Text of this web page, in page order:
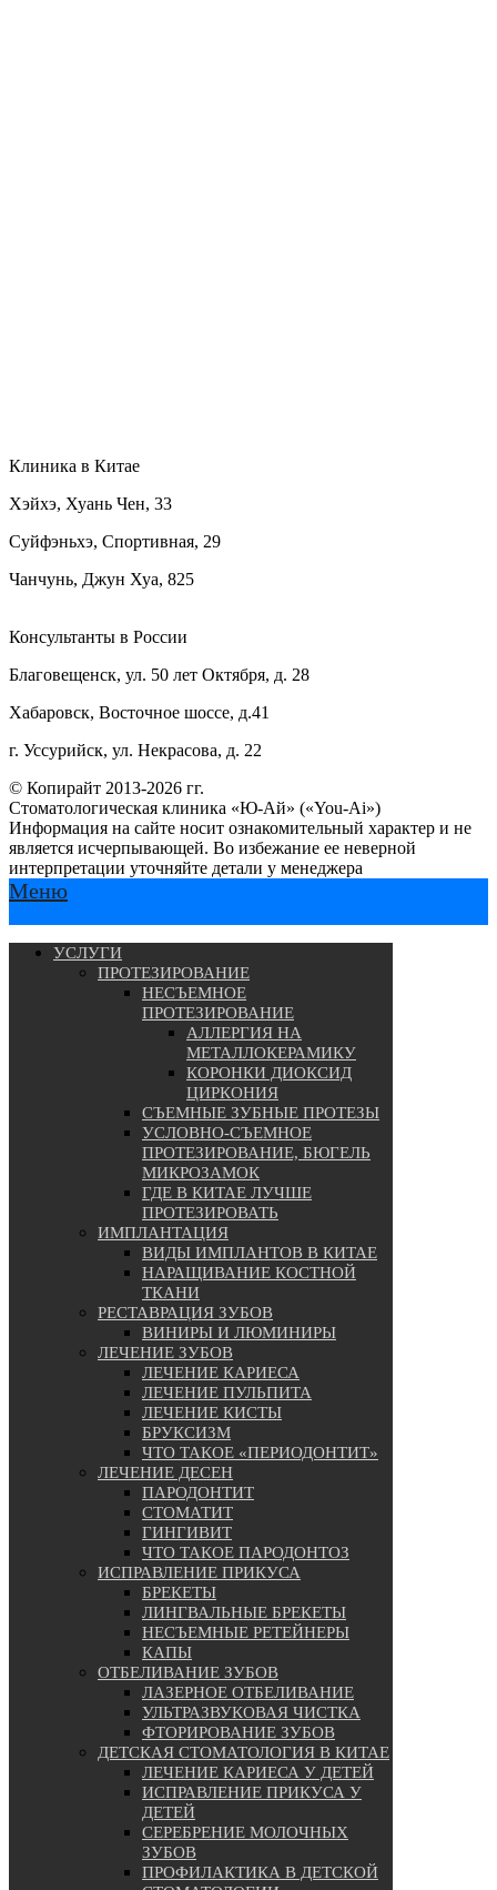
Клиника в Китае
Хэйхэ, Хуань Чен, 33
Суйфэньхэ, Спортивная, 29
Чанчунь, Джун Хуа, 825
Консультанты в России
Благовещенск, ул. 50 лет Октября, д. 28
Хабаровск, Восточное шоссе, д.41
г. Уссурийск, ул. Некрасова, д. 22
© Копирайт 2013-2026 гг.
Стоматологическая клиника «Ю-Ай» («You-Ai»)
Информация на сайте носит ознакомительный характер и не
является исчерпывающей. Во избежание ее неверной
интерпретации уточняйте детали у менеджера
Меню
УСЛУГИ
ПРОТЕЗИРОВАНИЕ
НЕСЪЕМНОЕ
ПРОТЕЗИРОВАНИЕ
АЛЛЕРГИЯ НА
МЕТАЛЛОКЕРАМИКУ
КОРОНКИ ДИОКСИД
ЦИРКОНИЯ
СЪЕМНЫЕ ЗУБНЫЕ ПРОТЕЗЫ
УСЛОВНО-СЪЕМНОЕ
ПРОТЕЗИРОВАНИЕ, БЮГЕЛЬ
МИКРОЗАМОК
ГДЕ В КИТАЕ ЛУЧШЕ
ПРОТЕЗИРОВАТЬ
ИМПЛАНТАЦИЯ
ВИДЫ ИМПЛАНТОВ В КИТАЕ
НАРАЩИВАНИЕ КОСТНОЙ
ТКАНИ
РЕСТАВРАЦИЯ ЗУБОВ
ВИНИРЫ И ЛЮМИНИРЫ
ЛЕЧЕНИЕ ЗУБОВ
ЛЕЧЕНИЕ КАРИЕСА
ЛЕЧЕНИЕ ПУЛЬПИТА
ЛЕЧЕНИЕ КИСТЫ
БРУКСИЗМ
ЧТО ТАКОЕ «ПЕРИОДОНТИТ»
ЛЕЧЕНИЕ ДЕСЕН
ПАРОДОНТИТ
СТОМАТИТ
ГИНГИВИТ
ЧТО ТАКОЕ ПАРОДОНТОЗ
ИСПРАВЛЕНИЕ ПРИКУСА
БРЕКЕТЫ
ЛИНГВАЛЬНЫЕ БРЕКЕТЫ
НЕСЪЕМНЫЕ РЕТЕЙНЕРЫ
КАПЫ
ОТБЕЛИВАНИЕ ЗУБОВ
ЛАЗЕРНОЕ ОТБЕЛИВАНИЕ
УЛЬТРАЗВУКОВАЯ ЧИСТКА
ФТОРИРОВАНИЕ ЗУБОВ
ДЕТСКАЯ СТОМАТОЛОГИЯ В КИТАЕ
ЛЕЧЕНИЕ КАРИЕСА У ДЕТЕЙ
ИСПРАВЛЕНИЕ ПРИКУСА У
ДЕТЕЙ
СЕРЕБРЕНИЕ МОЛОЧНЫХ
ЗУБОВ
ПРОФИЛАКТИКА В ДЕТСКОЙ